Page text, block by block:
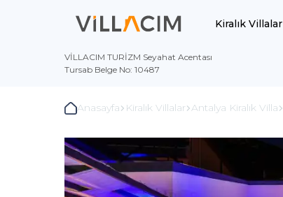
Kiralık Villalar
VİLLACIM TURİZM Seyahat Acentası
Tursab Belge No: 10487
Anasayfa Kiralık Villalar Antalya Kiralık Villa